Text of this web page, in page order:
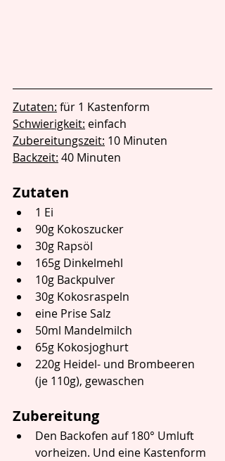
Zutaten: für 1 Kastenform
Schwierigkeit: einfach
Zubereitungszeit: 10 Minuten
Backzeit: 40 Minuten
Zutaten
1 Ei
90g Kokoszucker
30g Rapsöl
165g Dinkelmehl
10g Backpulver
30g Kokosraspeln
eine Prise Salz
50ml Mandelmilch
65g Kokosjoghurt
220g Heidel- und Brombeeren
(je 110g), gewaschen
Zubereitung
Den Backofen auf 180° Umluft
vorheizen. Und eine Kastenform